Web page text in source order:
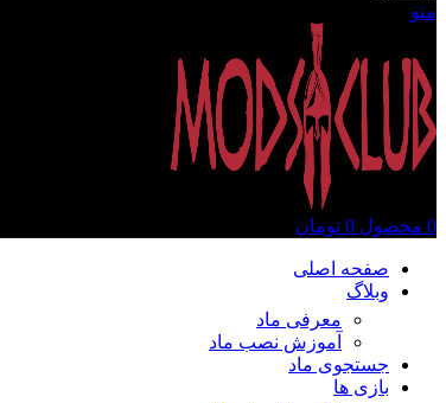
منو
0 محصول 0 تومان
صفحه اصلی
وبلاگ
معرفی ماد
آموزش نصب ماد
جستجوی ماد
بازی ها